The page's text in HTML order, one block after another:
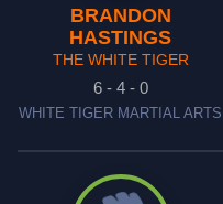
BRANDON
HASTINGS
THE WHITE TIGER
6 - 4 - 0
WHITE TIGER MARTIAL ARTS